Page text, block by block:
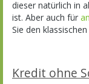
dieser natürlich in
ist. Aber auch für
Sie den
Kredit ohne